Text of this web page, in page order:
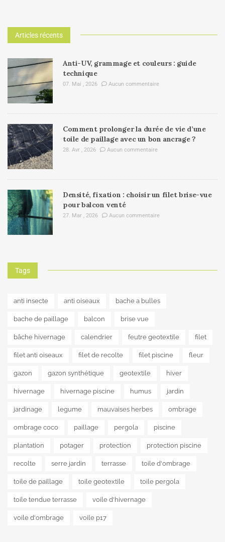
Articles récents
Anti-UV, grammage et couleurs : guide
technique
07. Mai , 2026 Aucun commentaire
Comment prolonger la durée de vie d’une
toile de paillage avec un bon ancrage ?
28. Avr , 2026 Aucun commentaire
Densité, fixation : choisir un filet brise-vue
pour balcon venté
27. Mar , 2026 Aucun commentaire
Tags
anti insecte anti oiseaux bache a bulles
bache de paillage balcon brise vue
bâche hivernage calendrier feutre geotextile filet
filet anti oiseaux filet de recolte filet piscine fleur
gazon gazon synthétique geotextile hiver
hivernage hivernage piscine humus jardin
jardinage legume mauvaises herbes ombrage
ombrage coco paillage pergola piscine
plantation potager protection protection piscine
recolte serre jardin terrasse toile d'ombrage
toile de paillage toile geotextile toile pergola
toile tendue terrasse voile d'hivernage
voile d'ombrage voile p17